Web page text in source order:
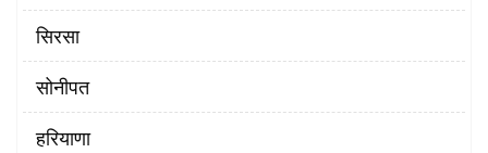
सिरसा
सोनीपत
हरियाणा